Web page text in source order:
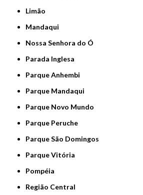
Limão
Mandaqui
Nossa Senhora do Ó
Parada Inglesa
Parque Anhembi
Parque Mandaqui
Parque Novo Mundo
Parque Peruche
Parque São Domingos
Parque Vitória
Pompéia
Região Central